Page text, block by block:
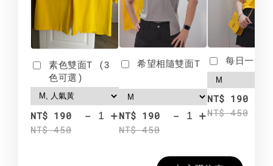
素色雙面T (3
色可選)
NT$ 190
NT$ 450
- +
希望相隨雙面T
NT$ 190
NT$ 450
- +
每日一笑
NT$ 190
NT$ 450